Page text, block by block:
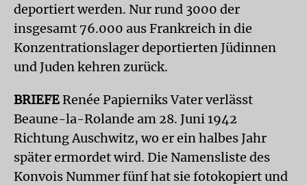
deportiert werden. Nur rund 3000 der
insgesamt 76.000 aus Frankreich in die
Konzentrationslager deportierten Jüdinnen
und Juden kehren zurück.
BRIEFERenée Papierniks Vater verlässt
Beaune-la-Rolande am 28. Juni 1942
Richtung Auschwitz, wo er ein halbes Jahr
später ermordet wird. Die Namensliste des
Konvois Nummer fünf hat sie fotokopiert und